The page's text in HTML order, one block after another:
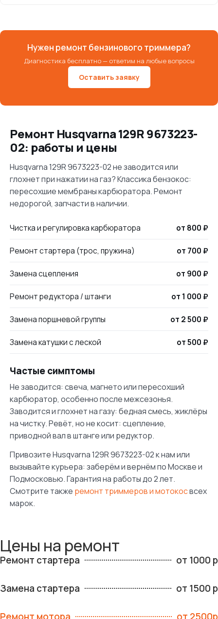
Нужен ремонт бензинового триммера?
Диагностика бесплатно — ответим на любые вопросы
Оставить заявку
Ремонт Husqvarna 129R 9673223-
02: работы и цены
Husqvarna 129R 9673223-02 не заводится или
глохнет при нажатии на газ? Классика бензокос:
пересохшие мембраны карбюратора. Ремонт
недорогой, запчасти в наличии.
Чистка и регулировка карбюратора от 800 ₽
Ремонт стартера (трос, пружина) от 700 ₽
Замена сцепления от 900 ₽
Ремонт редуктора / штанги от 1 000 ₽
Замена поршневой группы от 2 500 ₽
Замена катушки с леской от 500 ₽
Частые симптомы
Не заводится: свеча, магнето или пересохший
карбюратор, особенно после межсезонья.
Заводится и глохнет на газу: бедная смесь, жиклёры
на чистку. Ревёт, но не косит: сцепление,
приводной вал в штанге или редуктор.
Привозите Husqvarna 129R 9673223-02 к нам или
вызывайте курьера: заберём и вернём по Москве и
Подмосковью. Гарантия на работы до 2 лет.
Смотрите также ремонт триммеров и мотокосвсех
марок.
Цены на ремонт
Ремонт стартера от 1000 р
Замена стартера от 1500 р